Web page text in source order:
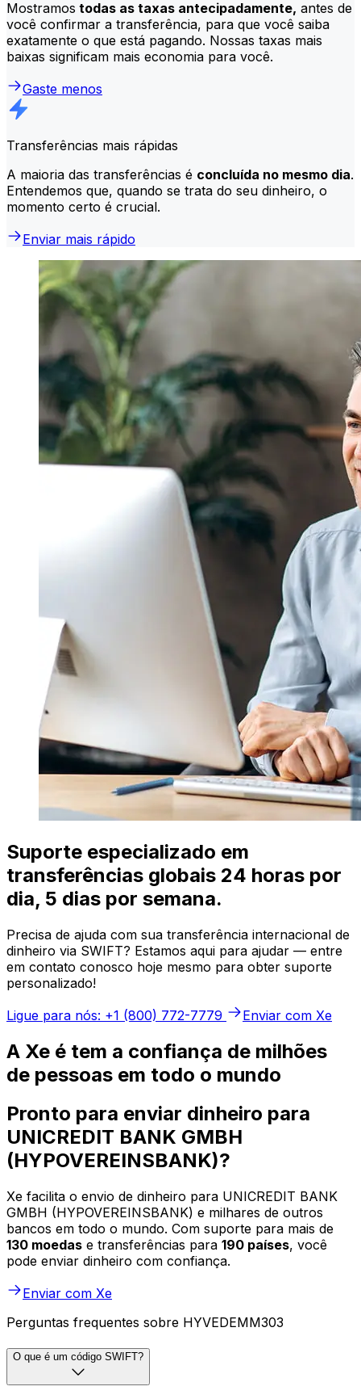
Mostramos todas as taxas antecipadamente, antes de
você confirmar a transferência, para que você saiba
exatamente o que está pagando. Nossas taxas mais
baixas significam mais economia para você.
Gaste menos
Transferências mais rápidas
A maioria das transferências é concluída no mesmo dia.
Entendemos que, quando se trata do seu dinheiro, o
momento certo é crucial.
Enviar mais rápido
Suporte especializado em
transferências globais 24 horas por
dia, 5 dias por semana.
Precisa de ajuda com sua transferência internacional de
dinheiro via SWIFT? Estamos aqui para ajudar — entre
em contato conosco hoje mesmo para obter suporte
personalizado!
Ligue para nós: +1 (800) 772-7779
Enviar com Xe
A Xe é tem a confiança de milhões
de pessoas em todo o mundo
Pronto para enviar dinheiro para
UNICREDIT BANK GMBH
(HYPOVEREINSBANK)?
Xe facilita o envio de dinheiro para UNICREDIT BANK
GMBH (HYPOVEREINSBANK) e milhares de outros
bancos em todo o mundo. Com suporte para mais de
130 moedas e transferências para 190 países, você
pode enviar dinheiro com confiança.
Enviar com Xe
Perguntas frequentes sobre HYVEDEMM303
O que é um código SWIFT?